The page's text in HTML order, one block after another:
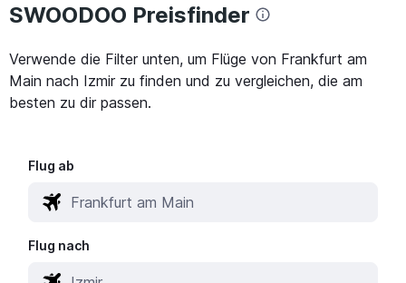
SWOODOO Preisfinder
Verwende die Filter unten, um Flüge von Frankfurt am
Main nach Izmir zu finden und zu vergleichen, die am
besten zu dir passen.
Flug ab
Flug nach